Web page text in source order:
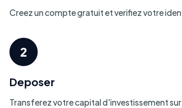
Creez un compte gratuit et verifiez votre
2
Deposer
Transferez votre capital d'investissement